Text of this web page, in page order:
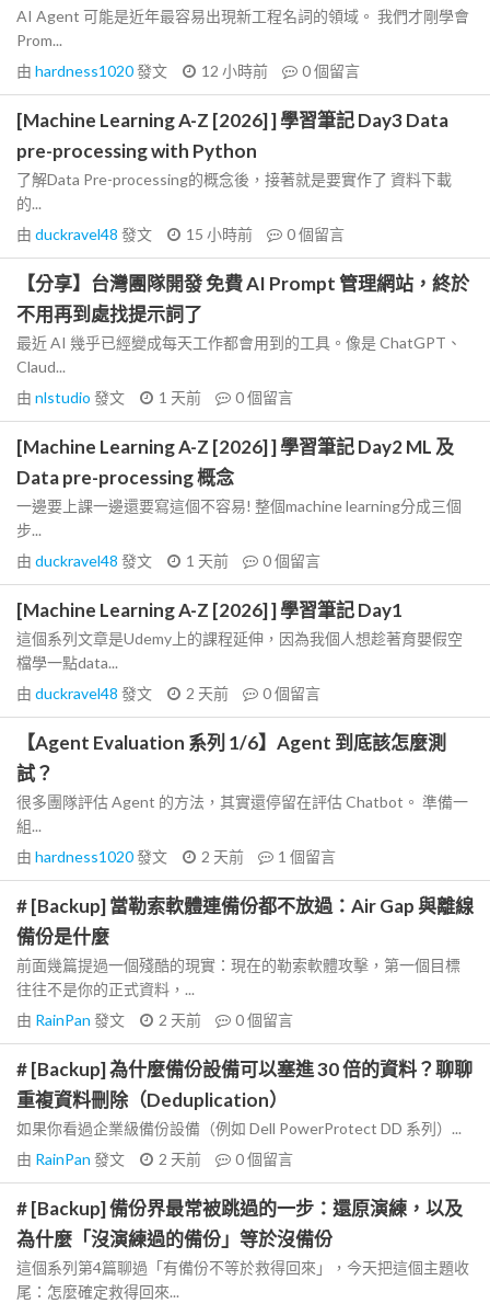
AI Agent 可能是近年最容易出現新工程名詞的領域。 我們才剛學會
Prom...
由 hardness1020發文 12 小時前 0個留言
[Machine Learning A-Z [2026] ] 學習筆記 Day3 Data
pre-processing with Python
了解Data Pre-processing的概念後，接著就是要實作了 資料下載
的...
由 duckravel48 發文 15 小時前 0個留言
【分享】台灣團隊開發 免費 AI Prompt 管理網站，終於
不用再到處找提示詞了
最近 AI 幾乎已經變成每天工作都會用到的工具。像是 ChatGPT、
Claud...
由 nlstudio 發文 1 天前 0個留言
[Machine Learning A-Z [2026] ] 學習筆記 Day2 ML 及
Data pre-processing 概念
一邊要上課一邊還要寫這個不容易! 整個machine learning分成三個
步...
由 duckravel48 發文 1 天前 0個留言
[Machine Learning A-Z [2026] ] 學習筆記 Day1
這個系列文章是Udemy上的課程延伸，因為我個人想趁著育嬰假空
檔學一點data...
由 duckravel48 發文 2 天前 0個留言
【Agent Evaluation 系列 1/6】Agent 到底該怎麼測
試？
很多團隊評估 Agent 的方法，其實還停留在評估 Chatbot。 準備一
組...
由 hardness1020發文 2 天前 1 個留言
# [Backup] 當勒索軟體連備份都不放過：Air Gap 與離線
備份是什麼
前面幾篇提過一個殘酷的現實：現在的勒索軟體攻擊，第一個目標
往往不是你的正式資料，...
由 RainPan 發文 2 天前 0個留言
# [Backup] 為什麼備份設備可以塞進 30 倍的資料？聊聊
重複資料刪除（Deduplication）
如果你看過企業級備份設備（例如 Dell PowerProtect DD 系列）...
由 RainPan 發文 2 天前 0個留言
# [Backup] 備份界最常被跳過的一步：還原演練，以及
為什麼「沒演練過的備份」等於沒備份
這個系列第4篇聊過「有備份不等於救得回來」，今天把這個主題收
尾：怎麼確定救得回來...